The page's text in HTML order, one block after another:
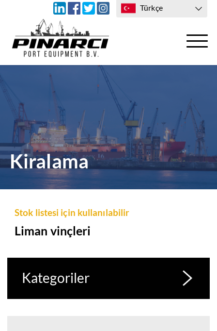
Türkçe
BIZE ULAŞIN
Kiralama
Stok listesi için kullanılabilir
Liman vinçleri
Kategoriler